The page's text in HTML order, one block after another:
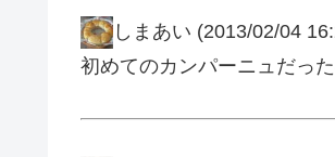
しまあい (2013/02/04
初めてのカンパーニュだっ